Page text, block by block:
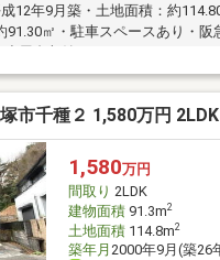
12年9月築・土地面積：約
㎡・駐車スペースあり・阪
分・宝塚小林郵便局 徒歩約3
徒歩約3分イズミヤ小林店 徒
8分西山小学校宝梅中学校～リ
てもぜひご相談下さい～
市千種２ 1,580万円 2LDK
1,580万円
間取り 2LDK
建物面積91.3m2
土地面積114.8m2
築年月 2000年9月(築26